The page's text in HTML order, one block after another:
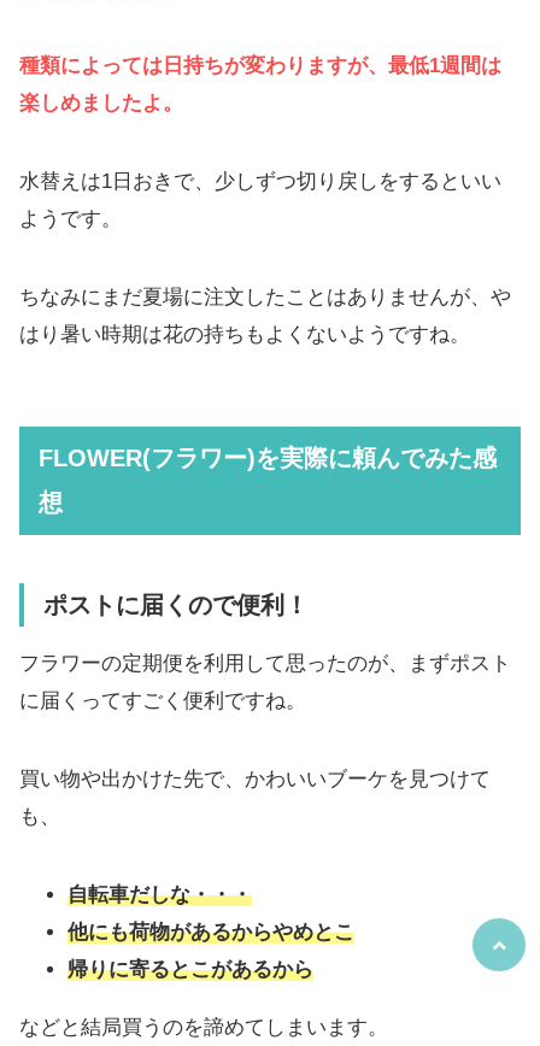
種類によっては日持ちが変わりますが、最低1週間は
楽しめましたよ。
水替えは1日おきで、少しずつ切り戻しをするといい
ようです。
ちなみにまだ夏場に注文したことはありませんが、や
はり暑い時期は花の持ちもよくないようですね。
FLOWER(フラワー)を実際に頼んでみた感
想
ポストに届くので便利！
フラワーの定期便を利用して思ったのが、まずポスト
に届くってすごく便利ですね。
買い物や出かけた先で、かわいいブーケを見つけて
も、
自転車だしな・・・
他にも荷物があるからやめとこ
帰りに寄るとこがあるから
などと結局買うのを諦めてしまいます。